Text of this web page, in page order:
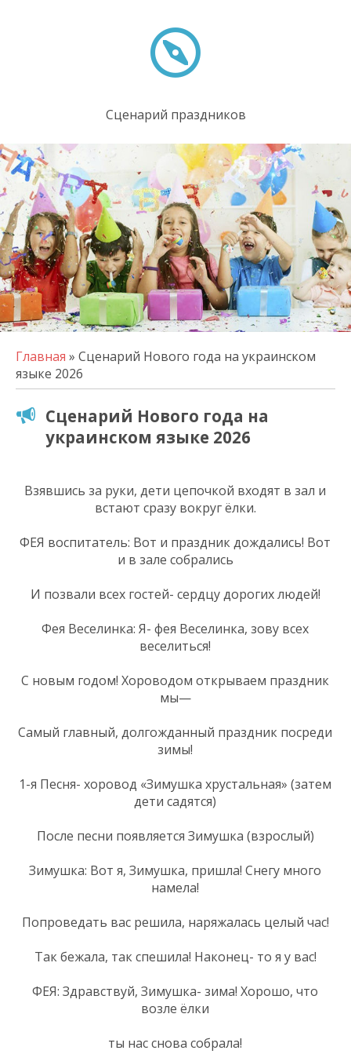
Сценарий праздников
Главная » Сценарий Нового года на украинском
языке 2026
Сценарий Нового года на
украинском языке 2026
Взявшись за руки, дети цепочкой входят в зал и
встают сразу вокруг ёлки.
ФЕЯ воспитатель: Вот и праздник дождались! Вот
и в зале собрались
И позвали всех гостей- сердцу дорогих людей!
Фея Веселинка: Я- фея Веселинка, зову всех
веселиться!
С новым годом! Хороводом открываем праздник
мы—
Самый главный, долгожданный праздник посреди
зимы!
1-я Песня- хоровод «Зимушка хрустальная» (затем
дети садятся)
После песни появляется Зимушка (взрослый)
Зимушка: Вот я, Зимушка, пришла! Снегу много
намела!
Попроведать вас решила, наряжалась целый час!
Так бежала, так спешила! Наконец- то я у вас!
ФЕЯ: Здравствуй, Зимушка- зима! Хорошо, что
возле ёлки
ты нас снова собрала!